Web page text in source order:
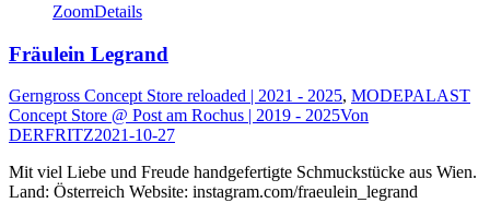
ZoomDetails
Fräulein Legrand
Gerngross Concept Store reloaded | 2021 - 2025, MODEPALAST
Concept Store @ Post am Rochus | 2019 - 2025Von
DERFRITZ2021-10-27
Mit viel Liebe und Freude handgefertigte Schmuckstücke aus Wien.
Land: Österreich Website: instagram.com/fraeulein_legrand